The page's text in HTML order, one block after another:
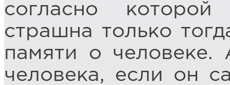
согласно
страшна только
памяти о человеке.
человека, если он